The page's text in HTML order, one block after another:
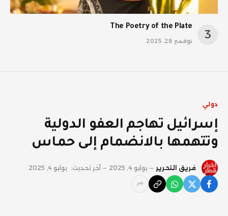
The Poetry of the Plate
نوفمبر 28, 2025
دولي
إسرائيل تهاجم العفو الدولية
وتتهمها بالانضمام إلى حماس
فريق التحرير يوليو 4, 2025 آخر تحديث: يوليو 4, 2025